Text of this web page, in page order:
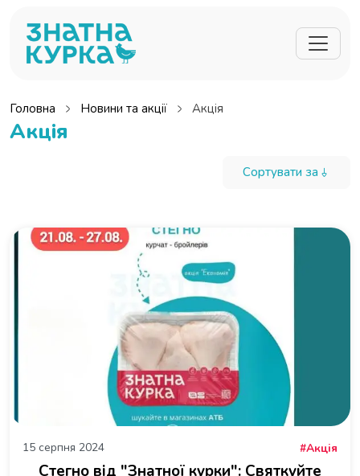
Головна Новини та акції Акція
Акція
Сортувати за
15 серпня 2024 Акція
Стегно від "Знатної курки": Святкуйте